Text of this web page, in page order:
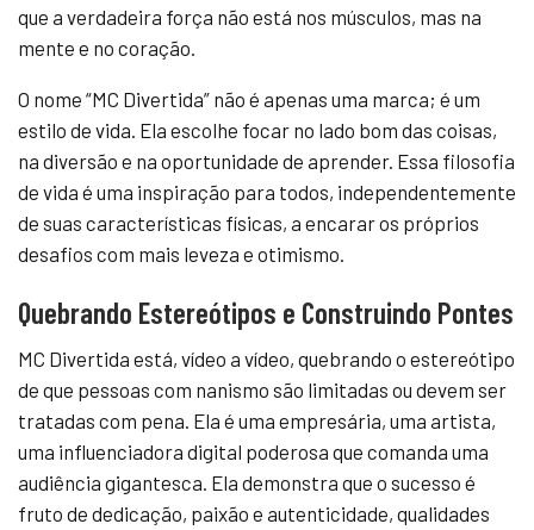
que a verdadeira força não está nos músculos, mas na
mente e no coração.
O nome “MC Divertida” não é apenas uma marca; é um
estilo de vida. Ela escolhe focar no lado bom das coisas,
na diversão e na oportunidade de aprender. Essa filosofia
de vida é uma inspiração para todos, independentemente
de suas características físicas, a encarar os próprios
desafios com mais leveza e otimismo.
Quebrando Estereótipos e Construindo Pontes
MC Divertida está, vídeo a vídeo, quebrando o estereótipo
de que pessoas com nanismo são limitadas ou devem ser
tratadas com pena. Ela é uma empresária, uma artista,
uma influenciadora digital poderosa que comanda uma
audiência gigantesca. Ela demonstra que o sucesso é
fruto de dedicação, paixão e autenticidade, qualidades